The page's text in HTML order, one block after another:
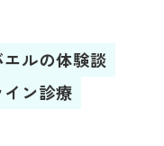
ルの体験談
ン診療